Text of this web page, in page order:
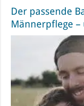
Der passende
Männerpflege –